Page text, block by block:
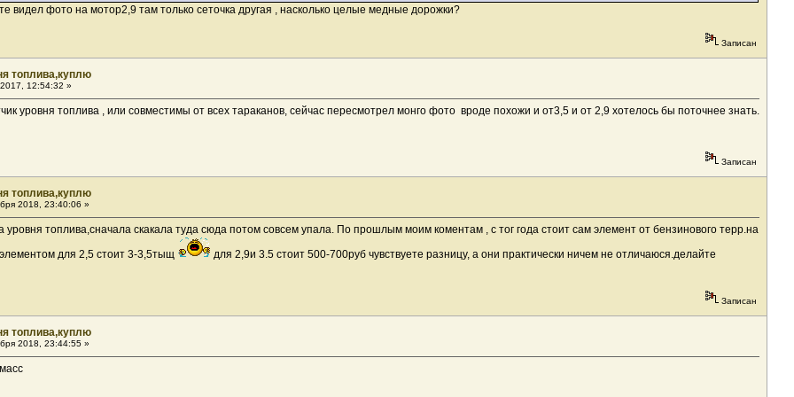
видел фото на мотор2,9 там только сеточка другая , насколько целые медные дорожки?
Записан
топлива,куплю
12:54:32 »
уровня топлива , или совместимы от всех тараканов, сейчас пересмотрел монго фото вроде похожи и от3,5 и от 2,9 хотелось бы поточнее знать.
Записан
топлива,куплю
2018, 23:40:06 »
уровня топлива,сначала скакала туда сюда потом совсем упала. По прошлым моим коментам , с тог года стоит сам элемент от бензинового терр.на
для 2,5 стоит 3-3,5тыщ
для 2,9и 3.5 стоит 500-700руб чувствуете разницу, а они практически ничем не отличаюся.делайте
Записан
топлива,куплю
2018, 23:44:55 »